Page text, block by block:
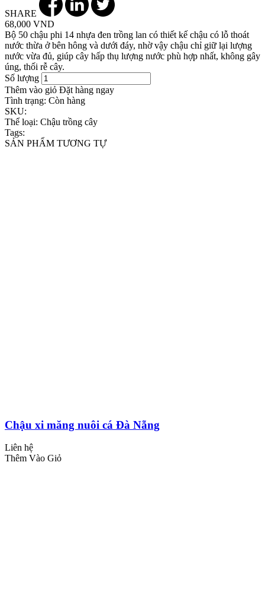
SHARE
68,000 VND
Bộ 50 chậu phi 14 nhựa đen trồng lan có thiết kế chậu có lỗ thoát
nước thừa ở bên hông và dưới đáy, nhờ vậy chậu chỉ giữ lại lượng
nước vừa đủ, giúp cây hấp thụ lượng nước phù hợp nhất, không gây
úng, thối rễ cây.
Số lượng
Thêm vào giỏ Đặt hàng ngay
Tình trạng: Còn hàng
SKU:
Thể loại: Chậu trồng cây
Tags:
SẢN PHẨM TƯƠNG TỰ
Chậu xi măng nuôi cá Đà Nẵng
Liên hệ
Thêm Vào Giỏ